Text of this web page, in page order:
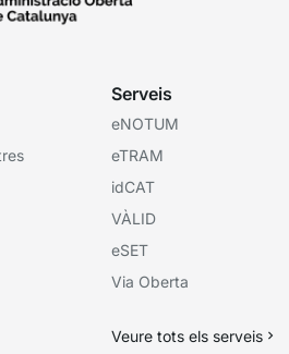
Serveis
eNOTUM
eTRAM
idCAT
VÀLID
eSET
Via Oberta
Veure tots els serveis